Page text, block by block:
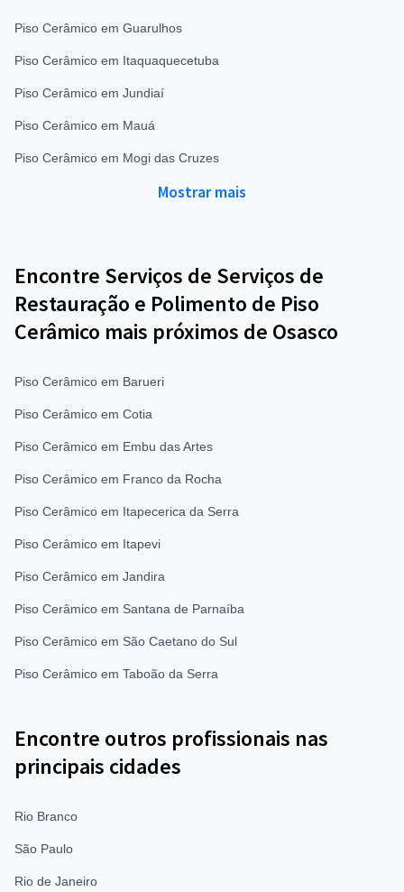
Piso Cerâmico em Guarulhos
Piso Cerâmico em Itaquaquecetuba
Piso Cerâmico em Jundiaí
Piso Cerâmico em Mauá
Piso Cerâmico em Mogi das Cruzes
Mostrar mais
Encontre Serviços de Serviços de
Restauração e Polimento de Piso
Cerâmico mais próximos de Osasco
Piso Cerâmico em Barueri
Piso Cerâmico em Cotia
Piso Cerâmico em Embu das Artes
Piso Cerâmico em Franco da Rocha
Piso Cerâmico em Itapecerica da Serra
Piso Cerâmico em Itapevi
Piso Cerâmico em Jandira
Piso Cerâmico em Santana de Parnaíba
Piso Cerâmico em São Caetano do Sul
Piso Cerâmico em Taboão da Serra
Encontre outros profissionais nas
principais cidades
Rio Branco
São Paulo
Rio de Janeiro